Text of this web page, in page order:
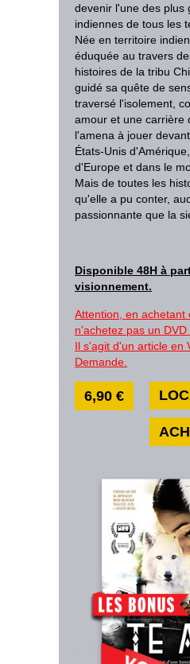
devenir l'une des plus
indiennes de tous les
Née en territoire
éduquée au travers
histoires de la tribu
guidé sa quête de
traversé l'isolement,
amour et une carrière
l'amena à jouer
États-Unis
d'Europe et dans le
Mais de toutes les
qu'elle a pu conter,
passionnante que la
Disponible 48H à
visionnement.
Attention, en achetant
n'achetez pas un DVD
Il s'agit d'un article en
Demande.
6,90 €